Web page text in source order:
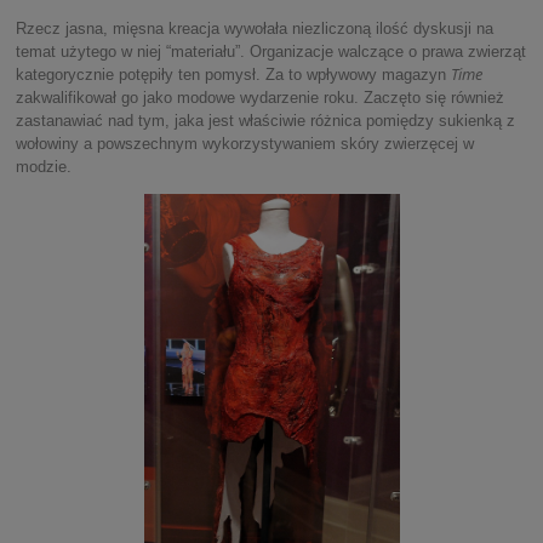
Rzecz jasna, mięsna kreacja wywołała niezliczoną ilość dyskusji na
temat użytego w niej “materiału”. Organizacje walczące o prawa zwierząt
kategorycznie potępiły ten pomysł. Za to wpływowy magazyn Time
zakwalifikował go jako modowe wydarzenie roku. Zaczęto się również
zastanawiać nad tym, jaka jest właściwie różnica pomiędzy sukienką z
wołowiny a powszechnym wykorzystywaniem skóry zwierzęcej w
modzie.